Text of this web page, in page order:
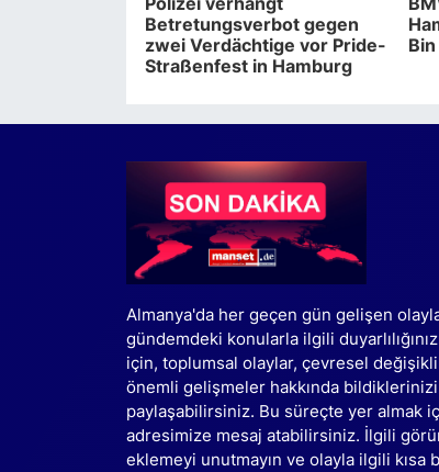
Betretungsverbot gegen
zwei Verdächtige vor Pride-
Straßenfest in Hamburg
Almanya'da her geçen gün gelişen
gündemdeki konularla ilgili
için, toplumsal olaylar, çevresel
önemli gelişmeler hakkında
paylaşabilirsiniz. Bu süreçte yer almak
adresimize mesaj atabilirsiniz. İlgili
eklemeyi unutmayın ve olayla ilgili kısa